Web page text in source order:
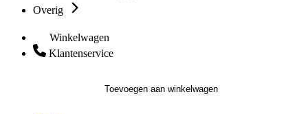
Overig
Winkelwagen
Klantenservice
Toevoegen aan winkelwagen